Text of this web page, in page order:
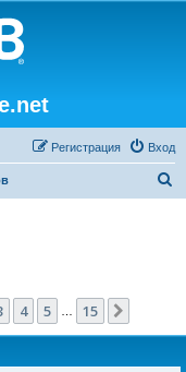
Вход
Регистрация
из 15
4 5 15